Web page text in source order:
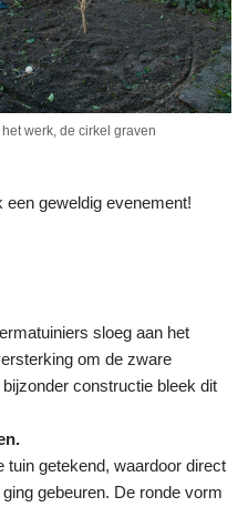
werk, de cirkel graven
een geweldig evenement!
sloeg aan het
om de zware
constructie bleek dit
tuin getekend, waardoor direct
gebeuren. De ronde vorm